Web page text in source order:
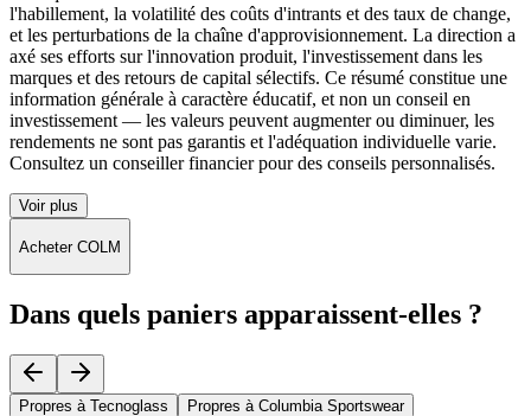
l'habillement, la volatilité des coûts d'intrants et des taux de change,
et les perturbations de la chaîne d'approvisionnement. La direction a
axé ses efforts sur l'innovation produit, l'investissement dans les
marques et des retours de capital sélectifs. Ce résumé constitue une
information générale à caractère éducatif, et non un conseil en
investissement — les valeurs peuvent augmenter ou diminuer, les
rendements ne sont pas garantis et l'adéquation individuelle varie.
Consultez un conseiller financier pour des conseils personnalisés.
Voir plus
Acheter COLM
Dans quels paniers apparaissent-elles ?
Propres à Tecnoglass Propres à Columbia Sportswear